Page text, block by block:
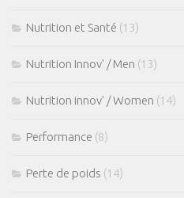
Nutrition et Santé (13)
Nutrition Innov' / Men (13)
Nutrition innov' / Women (14)
Performance (8)
Perte de poids (14)